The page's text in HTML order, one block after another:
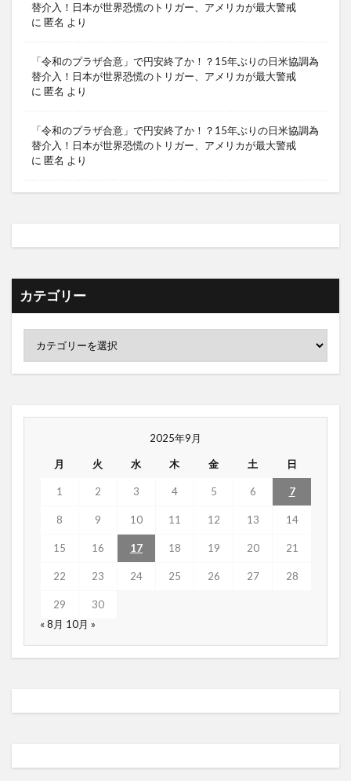
替介入！日本が世界恐慌のトリガー、アメリカが最大警戒
に 匿名 より
「令和のプラザ合意」で円安終了か！？15年ぶりの日米協調為
替介入！日本が世界恐慌のトリガー、アメリカが最大警戒
に 匿名 より
「令和のプラザ合意」で円安終了か！？15年ぶりの日米協調為
替介入！日本が世界恐慌のトリガー、アメリカが最大警戒
に 匿名 より
カテゴリー
2025年9月
月 火 水 木 金 土 日
1 2 3 4 5 6 7
8 9 10 11 12 13 14
15 16 17 18 19 20 21
22 23 24 25 26 27 28
29
30
« 8月 10月 »